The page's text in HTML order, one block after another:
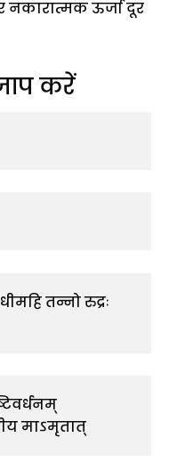
ऊर्जा दूर
करें
तन्नो रुद्रः
माऽमृतात्